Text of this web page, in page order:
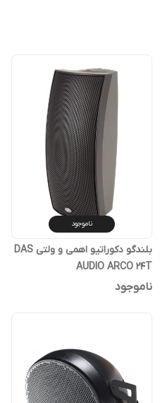
ناموجود
بلندگو دکوراتیو اهمی و ولتی DAS
AUDIO ARCO 24T
ناموجود